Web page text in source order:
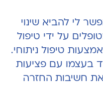
לי להביא שינוי
על ידי טיפול
טיפול ניתוחי.
בעצמו עם פציעות
את חשיבות החזרה